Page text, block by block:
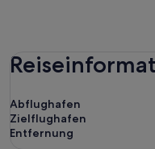
Abflughafen
Zielflughafen
Entfernung